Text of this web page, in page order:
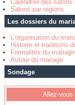
Calendrier des salons
Salons par régions
Les dossiers du
L'organisation du
Histoire et traditions
Formalités du mariage
Autour du mariage
Sondage
Allez-vous